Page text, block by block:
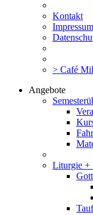
Kontakt
Impressum
> Café
Angebote
Liturgie +